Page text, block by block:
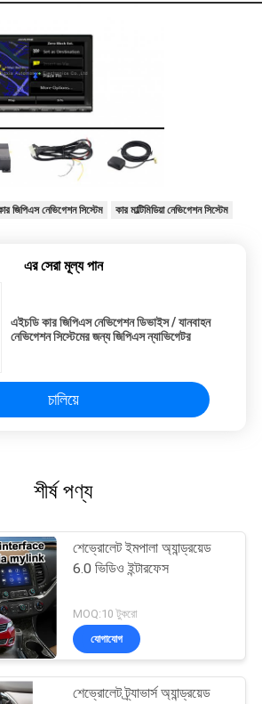
জিপিএস নেভিগেশন সিস্টেম কার মাল্টিমিডিয়া নেভিগেশন সিস্টেম
এর সেরা মূল্য পান
এইচডি কার জিপিএস নেভিগেশন ডিভাইস / যানবাহন
নেভিগেশন সিস্টেমের জন্য জিপিএস ন্যাভিগেটর
চালিয়ে
শীর্ষ পণ্য
শেভ্রোলেট ইমপালা অ্যান্ড্রয়েড
6.0 ভিডিও ইন্টারফেস
MOQ:10 টুকরো
যোগাযোগ
শেভ্রোলেট ট্র্যাভার্স অ্যান্ড্রয়েড